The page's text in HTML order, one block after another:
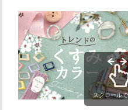
スクロール